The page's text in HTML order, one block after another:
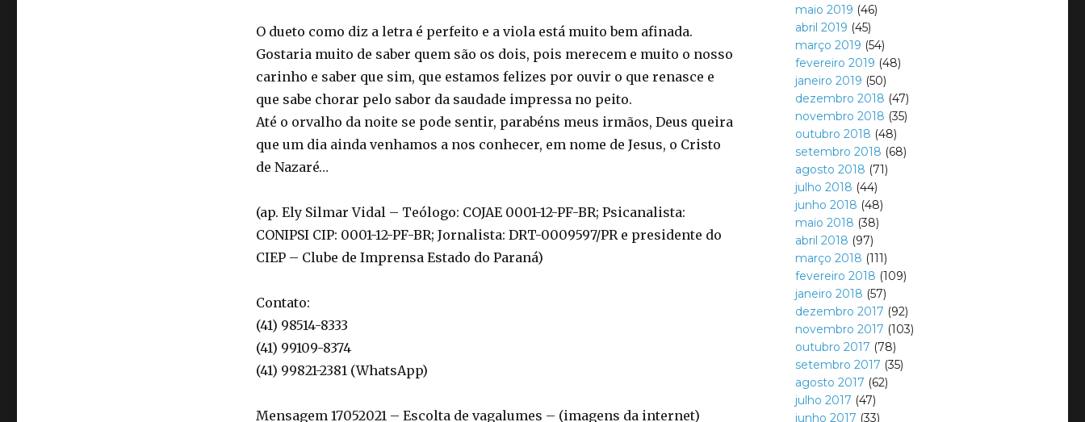
O dueto como diz a letra é perfeito e a viola está muito bem afinada.
Gostaria muito de saber quem são os dois, pois merecem e muito o nosso
carinho e saber que sim, que estamos felizes por ouvir o que renasce e
que sabe chorar pelo sabor da saudade impressa no peito.
Até o orvalho da noite se pode sentir, parabéns meus irmãos, Deus queira
que um dia ainda venhamos a nos conhecer, em nome de Jesus, o Cristo
de Nazaré…
(ap. Ely Silmar Vidal – Teólogo: COJAE 0001-12-PF-BR; Psicanalista:
CONIPSI CIP: 0001-12-PF-BR; Jornalista: DRT-0009597/PR e presidente do
CIEP – Clube de Imprensa Estado do Paraná)
Contato:
(41) 98514-8333
(41) 99109-8374
(41) 99821-2381 (WhatsApp)
Mensagem 17052021 – Escolta de vagalumes – (imagens da internet)
maio 2019 (46)
abril 2019 (45)
março 2019 (54)
fevereiro 2019 (48)
janeiro 2019 (50)
dezembro 2018 (47)
novembro 2018 (35)
outubro 2018 (48)
setembro 2018 (68)
agosto 2018 (71)
julho 2018 (44)
junho 2018 (48)
maio 2018 (38)
abril 2018 (97)
março 2018 (111)
fevereiro 2018 (109)
janeiro 2018 (57)
dezembro 2017 (92)
novembro 2017 (103)
outubro 2017 (78)
setembro 2017 (35)
agosto 2017 (62)
julho 2017 (47)
junho 2017 (33)